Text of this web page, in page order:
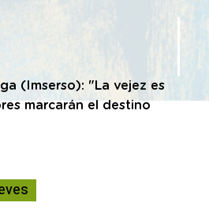
(Imserso): "La vejez es
marcarán el destino